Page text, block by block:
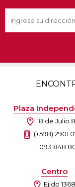
Plaza
18 de Julio
(+598) 2901
093 848
Centro
Ejido 1368